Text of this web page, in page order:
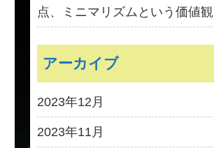
点、ミニマリズムという価値観
アーカイブ
2023年12月
2023年11月